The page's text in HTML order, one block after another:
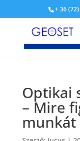
+ 36
Optikai
– Mire
munkát